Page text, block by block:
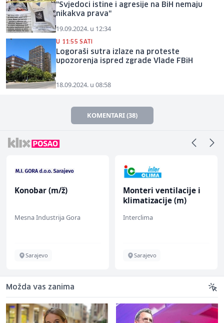
"Svjedoci istine i agresije na BiH nemaju
nikakva prava"
19.09.2024. u 12:34
U 11:55 SATI
Logoraši sutra izlaze na proteste
upozorenja ispred zgrade Vlade FBiH
18.09.2024. u 08:58
KOMENTARI (38)
Konobar (m/ž)
Mesna Industrija Gora
Sarajevo
Monteri ventilacije i
klimatizacije (m)
Interclima
Sarajevo
Možda vas zanima